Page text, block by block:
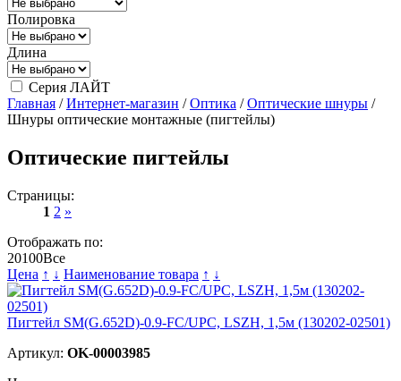
Полировка
Длина
Серия ЛАЙТ
Главная / Интернет-магазин / Оптика / Оптические шнуры /
Шнуры оптические монтажные (пигтейлы)
Оптические пигтейлы
Страницы:
1 2 »
Отображать по:
20100Все
Цена ↑ ↓ Наименование товара ↑ ↓
Пигтейл SM(G.652D)-0.9-FC/UPC, LSZH, 1,5м (130202-02501)
Артикул: OK-00003985